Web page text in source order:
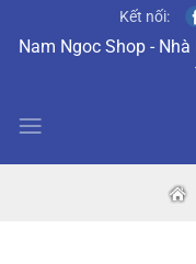
Kết nối:
Nam Ngoc Shop -